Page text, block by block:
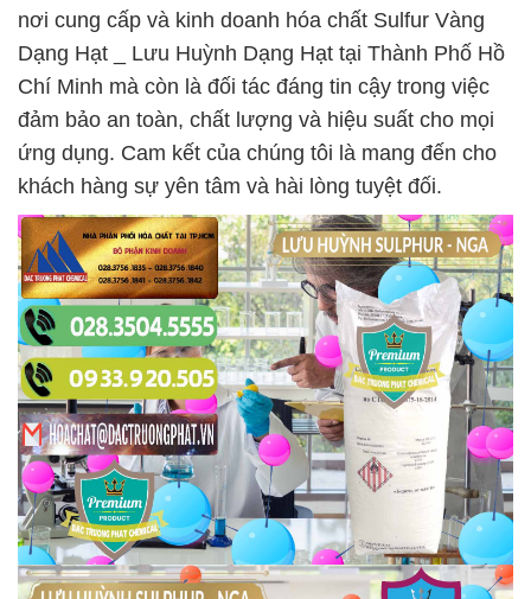
nơi cung cấp và kinh doanh hóa chất Sulfur Vàng
Dạng Hạt _ Lưu Huỳnh Dạng Hạt tại Thành Phố Hồ
Chí Minh mà còn là đối tác đáng tin cậy trong việc
đảm bảo an toàn, chất lượng và hiệu suất cho mọi
ứng dụng. Cam kết của chúng tôi là mang đến cho
khách hàng sự yên tâm và hài lòng tuyệt đối.